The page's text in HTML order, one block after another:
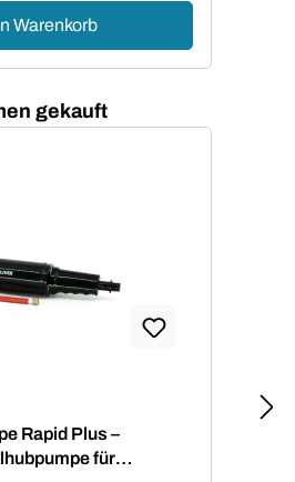
Warenkorb
gekauft
Bewertung von 4.88 von 5 Sternen
Rapid Plus –
für